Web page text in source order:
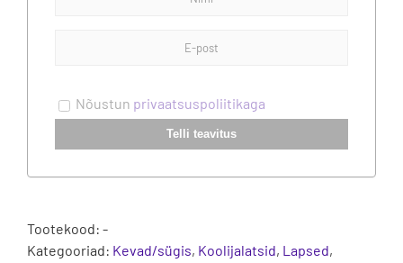
Nõustun privaatsuspoliitikaga
Telli teavitus
Tootekood: -
Kategooriad: Kevad/sügis, Koolijalatsid, Lapsed,